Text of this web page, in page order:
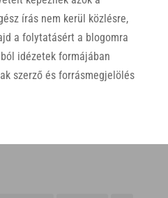
írás nem kerül közlésre,
a folytatásért a blogomra
idézetek formájában
szerző és forrásmegjelölés